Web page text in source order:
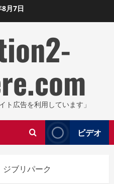
月7日
ト広告を利用しています」
ビデオ
ジブリパーク